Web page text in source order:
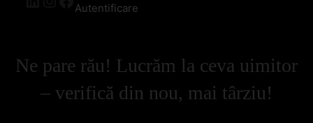
Autentificare
Ne pare rău! Lucrăm la ceva uimitor
– verifică din nou, mai târziu!